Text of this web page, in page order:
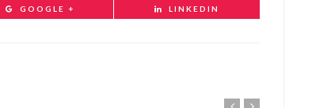
GOOGLE + LINKEDIN